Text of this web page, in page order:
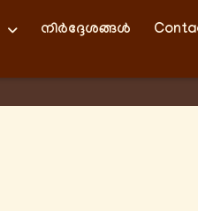
നിർദ്ദേശങ്ങൾ